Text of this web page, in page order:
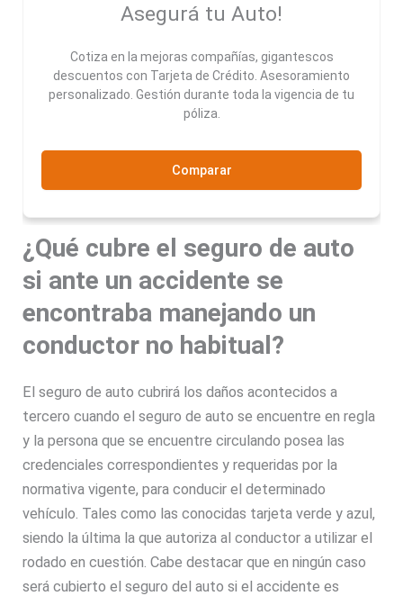
Asegurá tu Auto!
Cotiza en la mejoras compañías, gigantescos
descuentos con Tarjeta de Crédito. Asesoramiento
personalizado. Gestión durante toda la vigencia de tu
póliza.
Comparar
¿Qué cubre el seguro de auto
si ante un accidente se
encontraba manejando un
conductor no habitual?
El seguro de auto cubrirá los daños acontecidos a
tercero cuando el seguro de auto se encuentre en regla
y la persona que se encuentre circulando posea las
credenciales correspondientes y requeridas por la
normativa vigente, para conducir el determinado
vehículo. Tales como las conocidas tarjeta verde y azul,
siendo la última la que autoriza al conductor a utilizar el
rodado en cuestión. Cabe destacar que en ningún caso
será cubierto el seguro del auto si el accidente es